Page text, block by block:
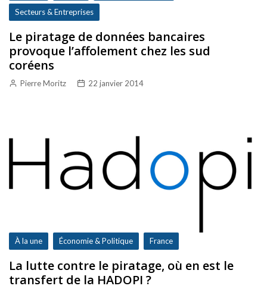
Secteurs & Entreprises
Le piratage de données bancaires
provoque l’affolement chez les sud
coréens
Pierre Moritz 22 janvier 2014
À la une Économie & Politique France
La lutte contre le piratage, où en est le
transfert de la HADOPI ?